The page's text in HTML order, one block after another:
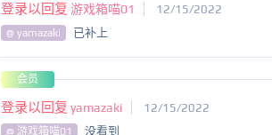
登录以回复 游戏箱喵01 12/15/2022
@ yamazaki 已补上
会员
登录以回复 yamazaki 12/15/2022
@ 游戏箱喵01 没看到